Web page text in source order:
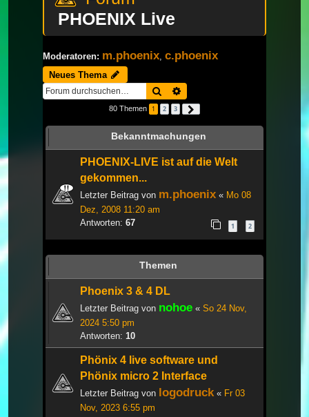
PHOENIX Live
Moderatoren: m.phoenix c.phoenix
Neues Thema
Suche
80 Themen 1 2 3
Bekanntmachungen
PHOENIX-LIVE ist auf die Welt
gekommen...
Letzter Beitrag von m.phoenix « Mo 08
Dez, 2008 11:20 am
Antworten: 67 1 2
Themen
Phoenix 3 & 4 DL
Letzter Beitrag von nohoe « So 24 Nov,
2024 5:50 pm
Antworten: 10
Phönix 4 live software und
Phönix micro 2 Interface
Letzter Beitrag von logodruck« Fr 03
Nov, 2023 6:55 pm